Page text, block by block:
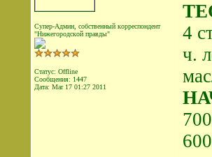
Супер-Админ, собственный корреспондент
"Нижегородской правды"
Статус: Offline
Сообщения: 1447
Дата: Mar 17 01:27 2011
4
ч.